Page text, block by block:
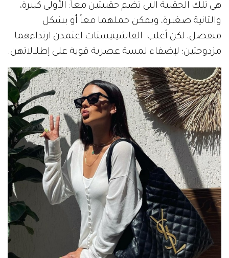
هي تلك الحقيبة التي تضم حقيبتين معاً: الأولى كبيرة،
والثانية صغيرة، ويمكن حملهما معاً أو بشكل
منفصل، لكن أغلب الفاشينيستات اعتمدن ارتداءهما
مزدوجتين؛ لإضفاء لمسة عصرية قوية على إطلالاتهن.